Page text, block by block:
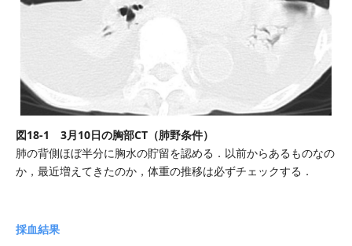
図18-1 3月10日の胸部CT（肺野条件）
肺の背側ほぼ半分に胸水の貯留を認める．以前からあるものなの
か，最近増えてきたのか，体重の推移は必ずチェックする．
採血結果